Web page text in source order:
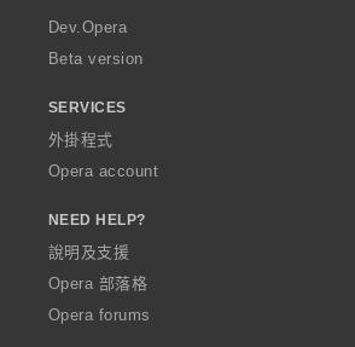
a
Dev.Opera
Beta version
SERVICES
外掛程式
Opera account
NEED HELP?
說明及支援
Opera 部落格
Opera forums